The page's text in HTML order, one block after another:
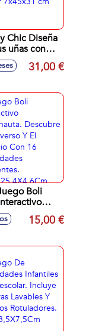
Chic Diseña
uñas con
de uñas y
glitter
31,00 €
Boli
El
Con 16
15,00 €